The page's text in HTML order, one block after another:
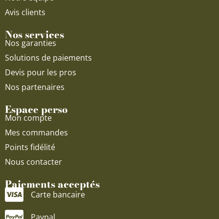
Avis clients
Nos services
Nos garanties
Solutions de paiements
Devis pour les pros
Nos partenaires
Espace perso
Mon compte
Mes commandes
Points fidélité
Nous contacter
Paiements acceptés
Carte bancaire
Paypal